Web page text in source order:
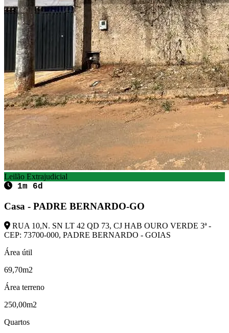
Leilão Extrajudicial
1m 6d
Casa - PADRE BERNARDO-GO
RUA 10,N. SN LT 42 QD 73, CJ HAB OURO VERDE 3ª -
CEP: 73700-000, PADRE BERNARDO - GOIAS
Área útil
69,70m2
Área terreno
250,00m2
Quartos